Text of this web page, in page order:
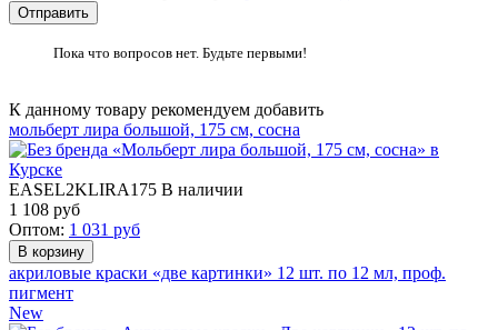
Пока что вопросов нет. Будьте первыми!
К данному товару рекомендуем добавить
мольберт лира большой, 175 см, сосна
EASEL2KLIRA175 В наличии
1 108 руб
Оптом: 1 031 руб
акриловые краски «две картинки» 12 шт. по 12 мл, проф.
пигмент
New